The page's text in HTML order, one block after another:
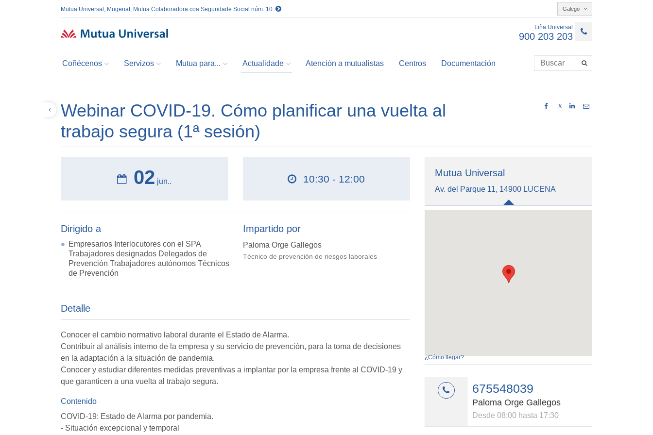
Mutua Universal, Mugenat, Mutua Colaboradora coa Seguridade Social núm. 10 Galego
Liña Universal
900 203 203
Coñécenos Servizos Mutua para... Actualidade Atención a mutualistas Centros Documentación
X
Webinar COVID-19. Cómo planificar una vuelta al
trabajo segura (1ª sesión)
02 jun.. 10:30 - 12:00
Dirigido a
Empresarios Interlocutores con el SPA
Trabajadores designados Delegados de
Prevención Trabajadores autónomos Técnicos
de Prevención
Impartido por
Paloma Orge Gallegos
Técnico de prevención de riesgos laborales
Detalle
Conocer el cambio normativo laboral durante el Estado de Alarma.
Contribuir al análisis interno de la empresa y su servicio de prevención, para la toma de decisiones
en la adaptación a la situación de pandemia.
Conocer y estudiar diferentes medidas preventivas a implantar por la empresa frente al COVID-19 y
que garanticen a una vuelta al trabajo segura.
Contenido
COVID-19: Estado de Alarma por pandemia.
- Situación excepcional y temporal
Mutua Universal
Av. del Parque 11, 14900 LUCENA
¿Cómo llegar?
675548039
Paloma Orge Gallegos
Desde 08:00 hasta 17:30